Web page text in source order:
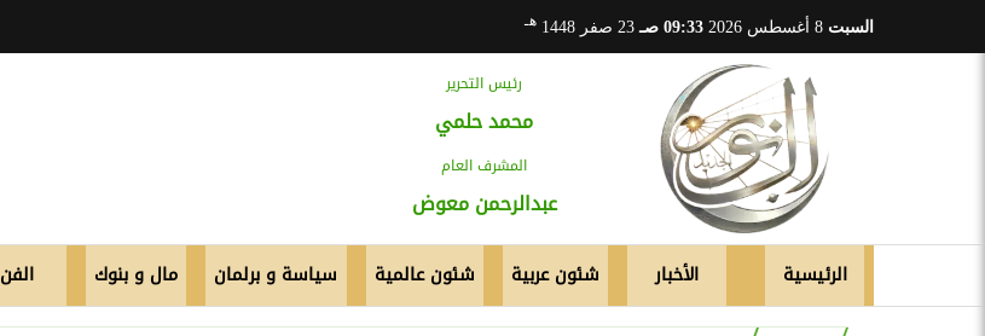
السبت 09:33 صـ 23 صفر 1448 هـ
رئيس التحرير
محمد حلمي
المشرف العام
عبدالرحمن معوض
الرئيسية الأخبار شئون عربية شئون عالمية سياسة و برلمان مال و بنوك الفن